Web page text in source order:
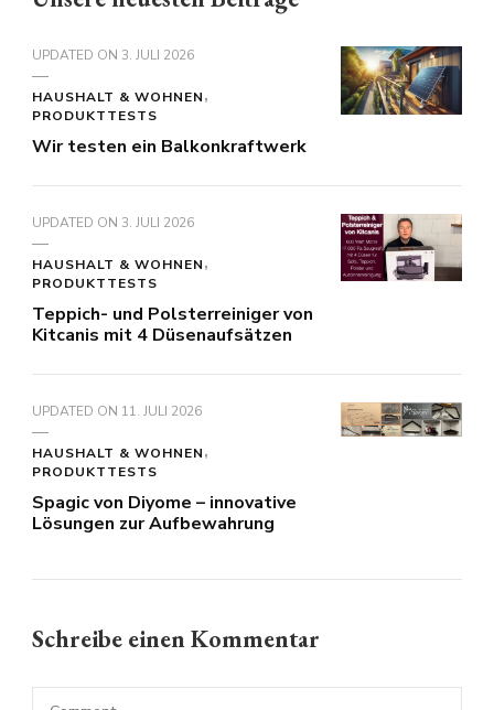
UPDATED ON 3. JULI 2026
HAUSHALT & WOHNEN
PRODUKTTESTS
Wir testen ein Balkonkraftwerk
UPDATED ON 3. JULI 2026
HAUSHALT & WOHNEN
PRODUKTTESTS
Teppich- und Polsterreiniger von
Kitcanis mit 4 Düsenaufsätzen
UPDATED ON 11. JULI 2026
HAUSHALT & WOHNEN
PRODUKTTESTS
Spagic von Diyome – innovative
Lösungen zur Aufbewahrung
Schreibe einen Kommentar